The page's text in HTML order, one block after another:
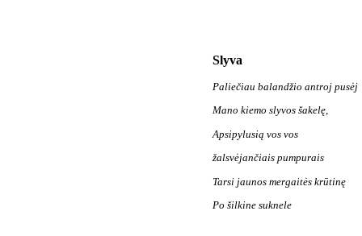
Slyva
Paliečiau balandžio antroj pusėj
Mano kiemo slyvos šakelę,
Apsipylusią vos vos
žalsvėjančiais pumpurais
Tarsi jaunos mergaitės krūtinę
Po šilkine suknele